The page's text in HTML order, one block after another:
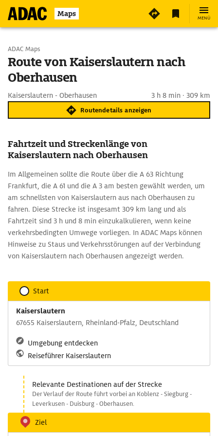
Maps MENÜ
Start wählen
Ziel eingeben
ADAC Maps
Route von Kaiserslautern nach
Oberhausen
Kaiserslautern - Oberhausen 3 h 8 min · 309 km
Routendetails anzeigen
Fahrtzeit und Streckenlänge von
Kaiserslautern nach Oberhausen
Im Allgemeinen sollte die Route über die A 63 Richtung
Frankfurt, die A 61 und die A 3 am besten gewählt werden, um
am schnellsten von Kaiserslautern aus nach Oberhausen zu
fahren. Diese Strecke ist insgesamt 309 km lang und als
Fahrtzeit sind 3 h und 8 min einzukalkulieren, wenn keine
verkehrsbedingten Umwege vorliegen. In ADAC Maps können
Hinweise zu Staus und Verkehrsstörungen auf der Verbindung
von Kaiserslautern nach Oberhausen angezeigt werden.
Start
Kaiserslautern
67655 Kaiserslautern, Rheinland-Pfalz, Deutschland
Umgebung entdecken
Reiseführer Kaiserslautern
Relevante Destinationen auf der Strecke
Der Verlauf der Route führt vorbei an Koblenz - Siegburg -
Leverkusen - Duisburg - Oberhausen.
Ziel